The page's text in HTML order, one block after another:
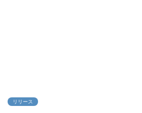
リリース